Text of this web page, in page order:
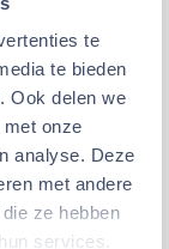
te
te bieden
Ook delen we
onze
analyse. Deze
met andere
ze hebben
services.
9 x
Santana